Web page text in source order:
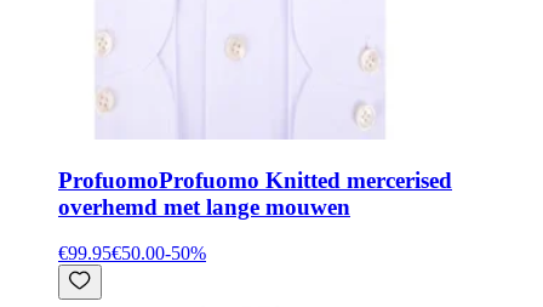
ProfuomoProfuomo Knitted mercerised
overhemd met lange mouwen
€99.95€50.00-50%